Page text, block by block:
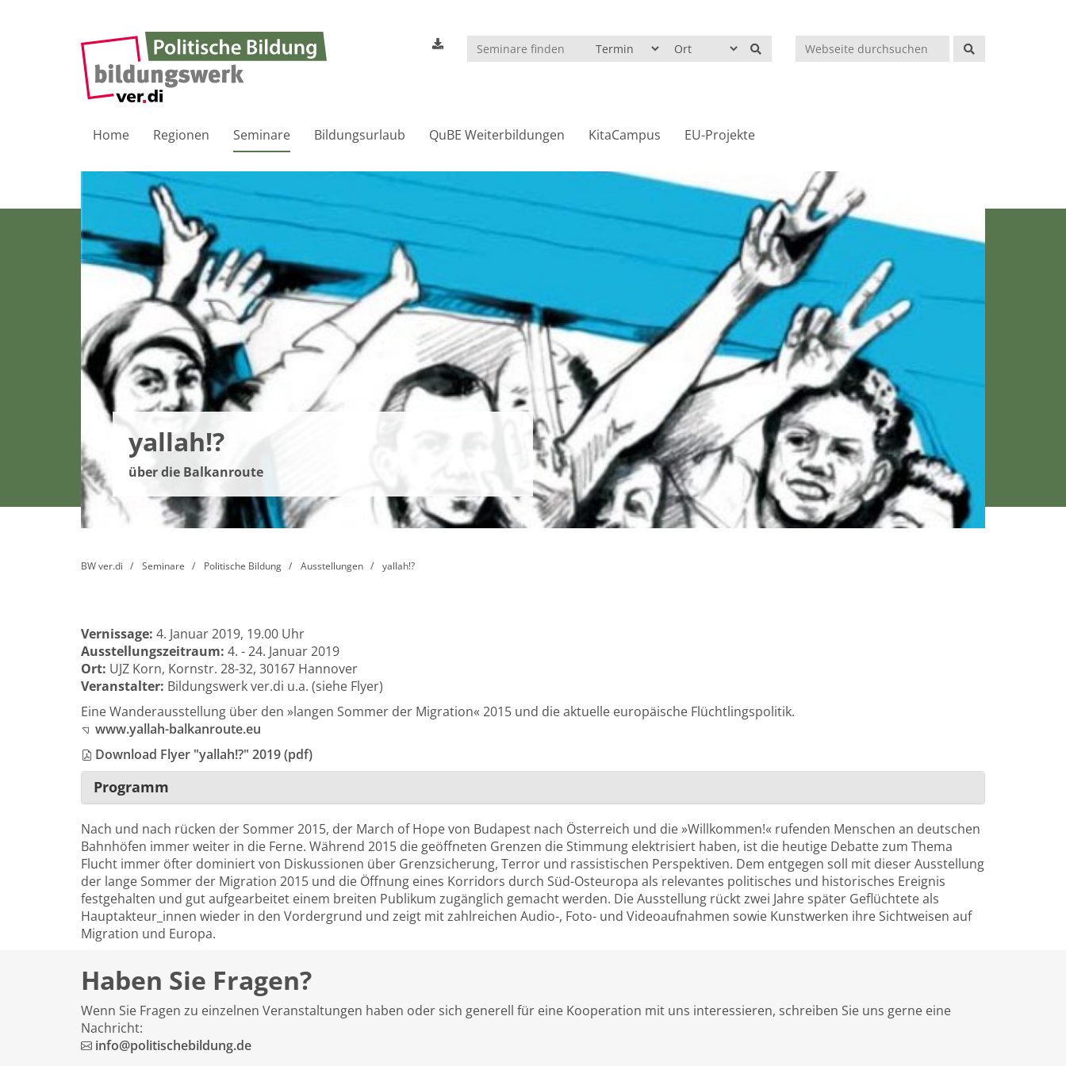
Suchen
Home Regionen Seminare Bildungsurlaub QuBE Weiterbildungen KitaCampus EU-Projekte
yallah!?
über die Balkanroute
BW ver.di Seminare Politische Bildung Ausstellungen yallah!?
Vernissage: 4. Januar 2019, 19.00 Uhr
Ausstellungszeitraum: 4. - 24. Januar 2019
Ort: UJZ Korn, Kornstr. 28-32, 30167 Hannover
Veranstalter: Bildungswerk ver.di u.a. (siehe Flyer)
Eine Wanderausstellung über den »langen Sommer der Migration« 2015 und die aktuelle europäische Flüchtlingspolitik.
www.yallah-balkanroute.eu
Download Flyer "yallah!?" 2019 (pdf)
Programm
Nach und nach rücken der Sommer 2015, der March of Hope von Budapest nach Österreich und die »Willkommen!« rufenden Menschen an deutschen
Bahnhöfen immer weiter in die Ferne. Während 2015 die geöffneten Grenzen die Stimmung elektrisiert haben, ist die heutige Debatte zum Thema
Flucht immer öfter dominiert von Diskussionen über Grenzsicherung, Terror und rassistischen Perspektiven. Dem entgegen soll mit dieser Ausstellung
der lange Sommer der Migration 2015 und die Öffnung eines Korridors durch Süd-Osteuropa als relevantes politisches und historisches Ereignis
festgehalten und gut aufgearbeitet einem breiten Publikum zugänglich gemacht werden. Die Ausstellung rückt zwei Jahre später Geflüchtete als
Hauptakteur_innen wieder in den Vordergrund und zeigt mit zahlreichen Audio-, Foto- und Videoaufnahmen sowie Kunstwerken ihre Sichtweisen auf
Migration und Europa.
Haben Sie Fragen?
Wenn Sie Fragen zu einzelnen Veranstaltungen haben oder sich generell für eine Kooperation mit uns interessieren, schreiben Sie uns gerne eine
Nachricht:
info@politischebildung.de